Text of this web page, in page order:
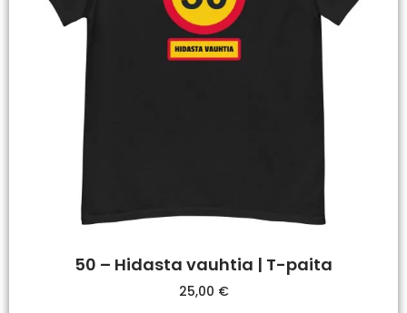
50 – Hidasta vauhtia | T-paita
25,00 €